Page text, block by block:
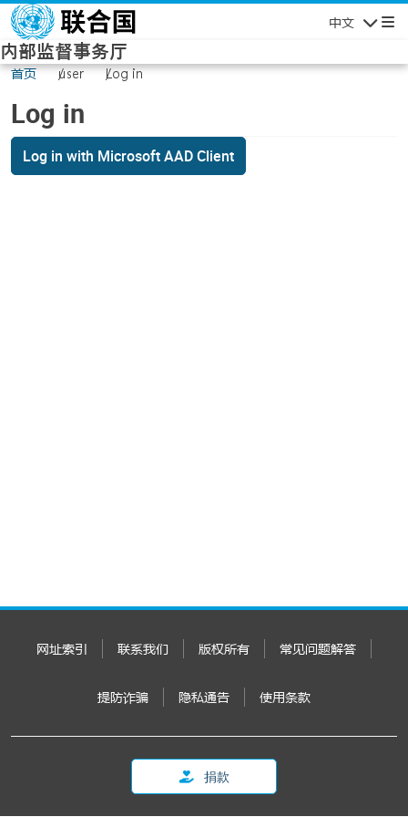
Skip to main content
中文
内部监督事务厅
首页 user Log in
Log in
Log in with Microsoft AAD Client
网址索引 联系我们 版权所有 常见问题解答
提防诈骗 隐私通告 使用条款
捐款